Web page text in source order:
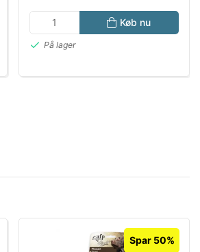
Køb nu
På lager
Spar 50%